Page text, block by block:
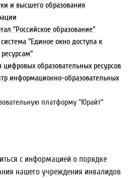
и высшего образования
"Российское образование"
"Единое окно доступа к
образовательных ресурсов
информационно-образовательных
платформу "Юрайт"
с информацией о порядке
нашего учреждения инвалидов